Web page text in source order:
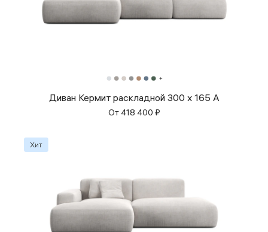
Диван Кермит раскладной 300 x 165 A
От418 400 ₽